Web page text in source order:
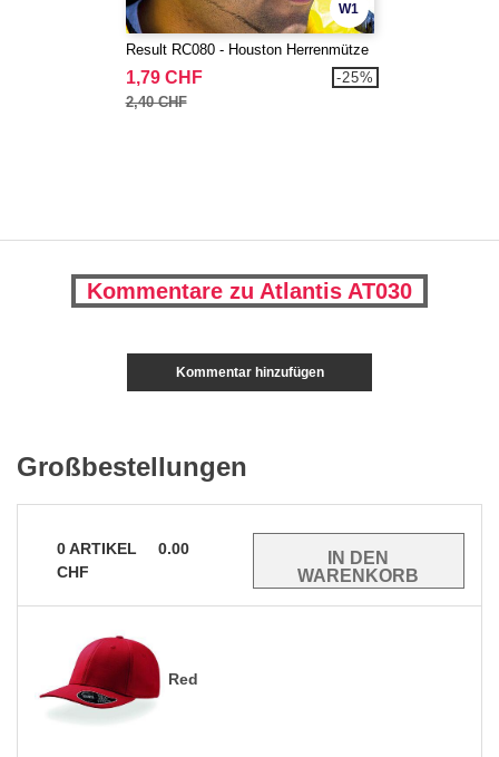
W1
Result RC080 - Houston Herrenmütze
1,79 CHF
2,40 CHF
-25%
Kommentare zu Atlantis AT030
Kommentar hinzufügen
Großbestellungen
0ARTIKEL
0.00
CHF
Red